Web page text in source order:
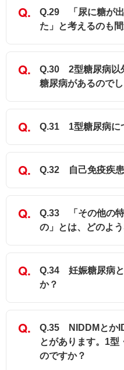
Q.29 「尿に糖が
た」と考えるのも
Q.30 2型糖尿病以
糖尿病があるので
Q.31 1型糖尿病に
Q.32 自己免疫疾患
Q.33 「その他の特
の」とは、どのよ
Q.34 妊娠糖尿病
か？
Q.35 NIDDMとか
とがあります。1型
のですか？